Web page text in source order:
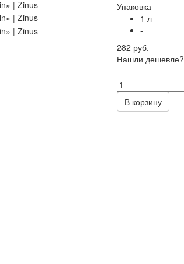
Упаковка
1 л
-
282 руб.
Нашли дешевле?
В корзину